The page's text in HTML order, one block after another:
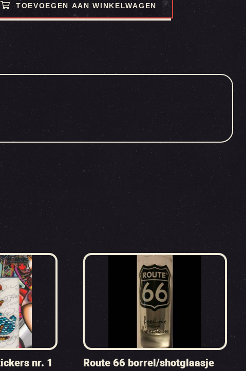
TOEVOEGEN AAN WINKELWAGEN
nr. 1 Route 66 borrel/shotglaasje